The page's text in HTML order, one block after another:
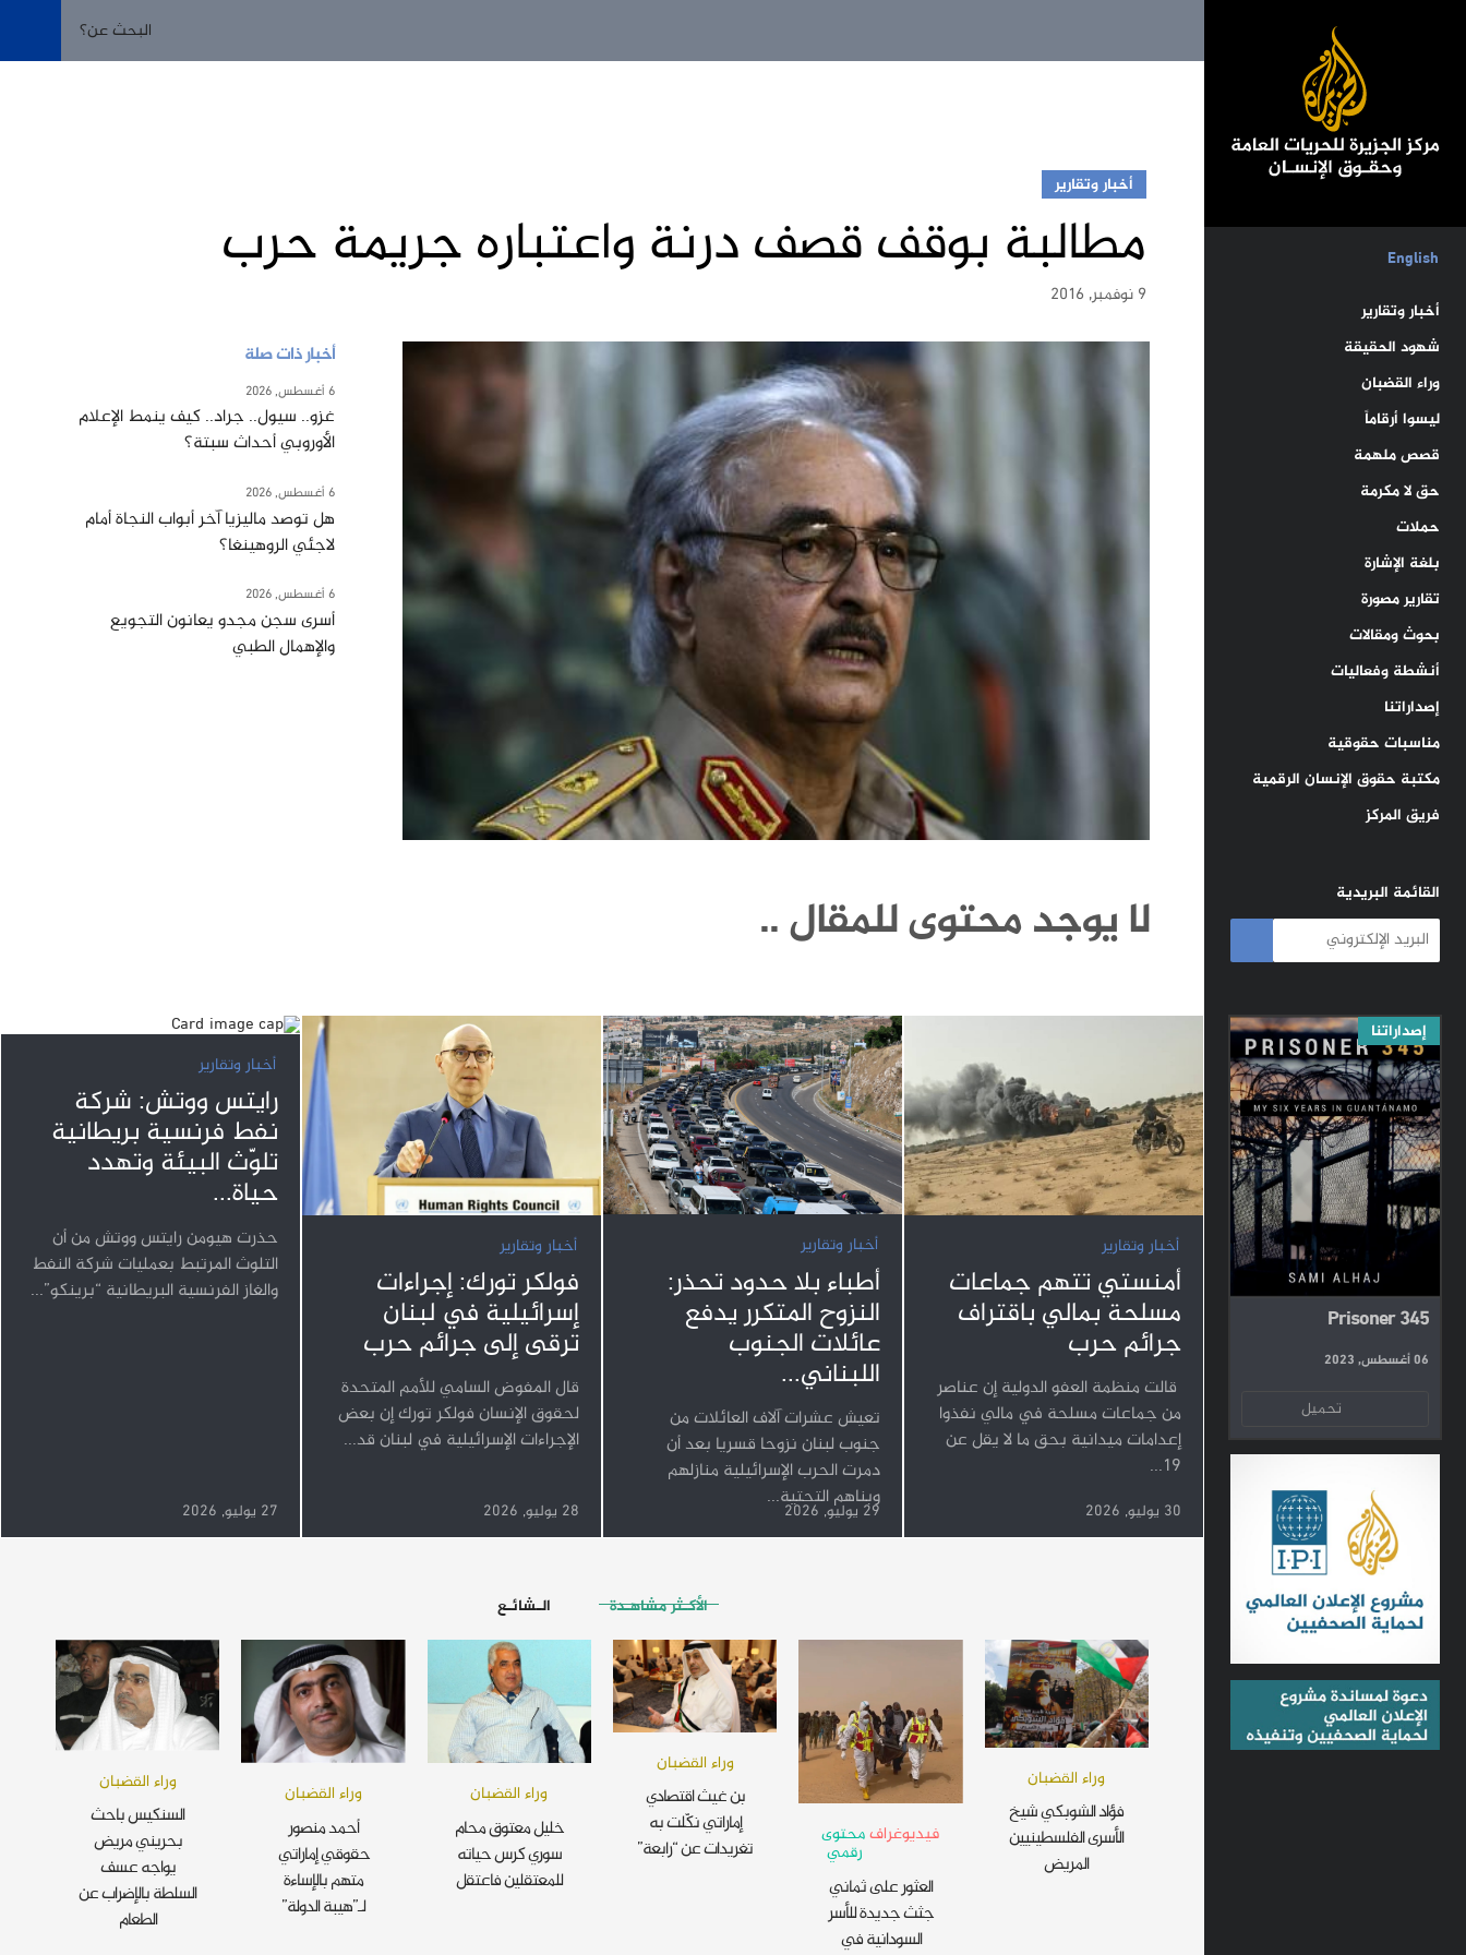
English
أخبار وتقارير
شهود الحقيقة
وراء القضبان
ليسوا أرقاماً
قصص ملهمة
حق لا مكرمة
حملات
بلغة الإشارة
تقارير مصورة
بحوث ومقالات
أنشطة وفعاليات
إصداراتنا
مناسبات حقوقية
مكتبة حقوق الإنسان الرقمية
فريق المركز
القائمة البريدية
إصداراتنا
Prisoner 345
06 أغسطس, 2023
تحميل
أخبار وتقارير
مطالبة بوقف قصف درنة واعتباره جريمة حرب
9 نوفمبر, 2016
لا يوجد محتوى للمقال ..
أخبار ذات صلة
6 أغسطس, 2026
غزو.. سيول.. جراد.. كيف ينمط الإعلام
الأوروبي أحداث سبتة؟
6 أغسطس, 2026
هل توصد ماليزيا آخر أبواب النجاة أمام
لاجئي الروهينغا؟
6 أغسطس, 2026
أسرى سجن مجدو يعانون التجويع
والإهمال الطبي
أخبار وتقارير
أمنستي تتهم جماعات
مسلحة بمالي باقتراف
جرائم حرب
قالت منظمة العفو الدولية إن عناصر
من جماعات مسلحة في مالي نفذوا
إعدامات ميدانية بحق ما لا يقل عن
19...
30 يوليو, 2026
أخبار وتقارير
أطباء بلا حدود تحذر:
النزوح المتكرر يدفع
عائلات الجنوب
اللبناني...
تعيش عشرات آلاف العائلات من
جنوب لبنان نزوحا قسريا بعد أن
دمرت الحرب الإسرائيلية منازلهم
وبناهم التحتية...
29 يوليو, 2026
أخبار وتقارير
فولكر تورك: إجراءات
إسرائيلية في لبنان
ترقى إلى جرائم حرب
قال المفوض السامي للأمم المتحدة
لحقوق الإنسان فولكر تورك إن بعض
الإجراءات الإسرائيلية في لبنان قد...
28 يوليو, 2026
أخبار وتقارير
رايتس ووتش: شركة
نفط فرنسية بريطانية
تلوّث البيئة وتهدد
حياة...
حذرت هيومن رايتس ووتش من أن
التلوث المرتبط بعمليات شركة النفط
والغاز الفرنسية البريطانية “برينكو”...
27 يوليو, 2026
الأكـثر مشاهـدة الـشائـع
وراء القضبان
فؤاد الشوبكي شيخ
الأسرى الفلسطينيين
المريض
فيديوغرافمحتوى
رقمي
العثور على ثماني
جثث جديدة للأسر
السودانية في
وراء القضبان
بن غيث اقتصادي
إماراتي نكّلت به
تغريدات عن “رابعة”
وراء القضبان
خليل معتوق محام
سوري كرس حياته
للمعتقلين فاعتقل
وراء القضبان
أحمد منصور
حقوقي إماراتي
متهم بالإساءة
لـ”هيبة الدولة”
وراء القضبان
السنكيس باحث
بحريني مريض
يواجه عسف
السلطة بالإضراب عن
الطعام